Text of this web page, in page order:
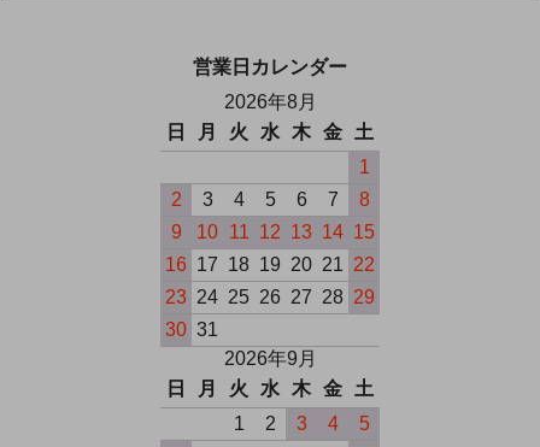
営業日カレンダー
2026年8月
日
月 火 水 木 金
土
1
2
3 4 5 6 7
8
9
10 11 12 13 14 15
16 17 18 19 20 21 22
23 24 25 26 27 28 29
30 31
2026年9月
日
月 火 水 木 金
土
1
2 3 4
5